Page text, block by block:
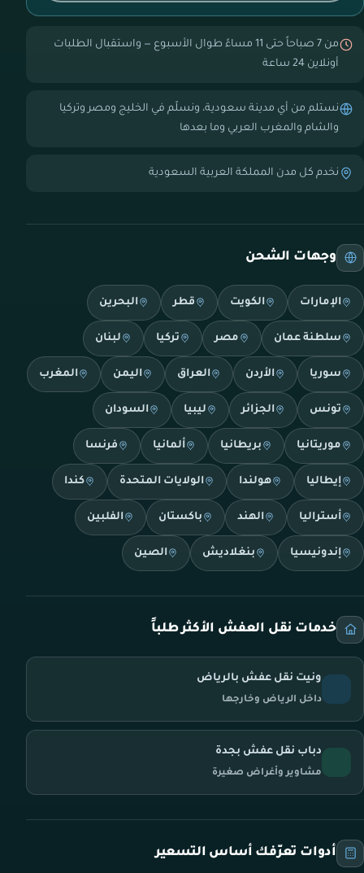
من 7 صباحاً حتى 11 مساءً طوال الأسبوع — واستقبال الطلبات
أونلاين 24 ساعة
نستلم من أي مدينة سعودية، ونسلّم في الخليج ومصر وتركيا
والشام والمغرب العربي وما بعدها
نخدم كل مدن المملكة العربية السعودية
وجهات الشحن
الإمارات الكويت قطر البحرين
سلطنة عمان مصر تركيا لبنان
سوريا الأردن العراق اليمن المغرب
تونس الجزائر ليبيا السودان
موريتانيا بريطانيا ألمانيا فرنسا
إيطاليا هولندا الولايات المتحدة كندا
أستراليا الهند باكستان الفلبين
إندونيسيا بنغلاديش الصين
خدمات نقل العفش الأكثر طلباً
ونيت نقل عفش بالرياض
داخل الرياض وخارجها
دباب نقل عفش بجدة
مشاوير وأغراض صغيرة
أدوات تعرّفك أساس التسعير